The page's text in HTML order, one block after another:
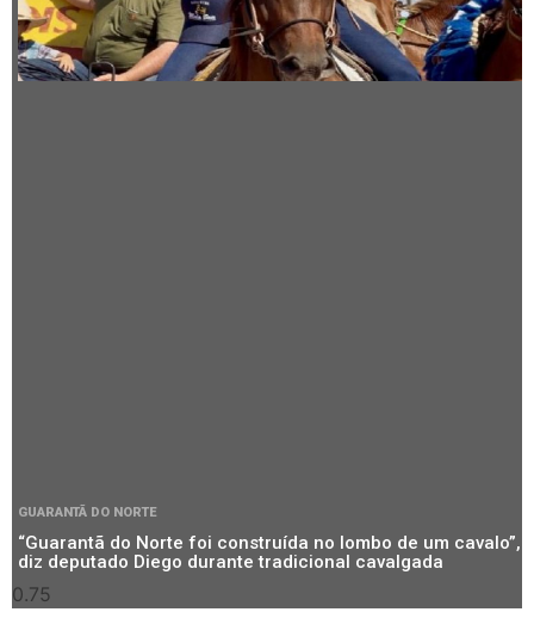
GUARANTÃ DO NORTE
“Guarantã do Norte foi construída no lombo de um cavalo”,
diz deputado Diego durante tradicional cavalgada